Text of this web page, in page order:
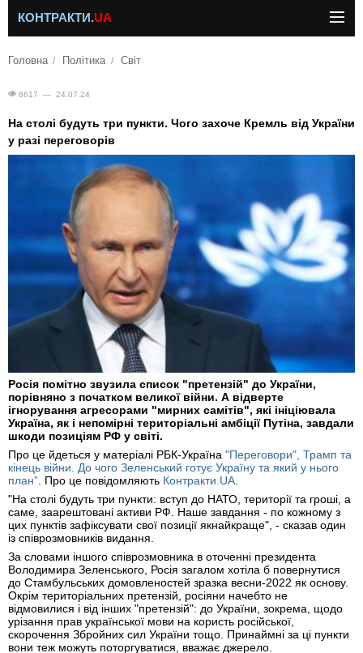
КОНТРАКТИ.UA
Головна Політика Світ
6617 — 24.07.24
На столі будуть три пункти. Чого захоче Кремль від України
у разі переговорів
Росія помітно звузила список "претензій" до України,
порівняно з початком великої війни. А відверте
ігнорування агресорами "мирних самітів", які ініціювала
Україна, як і непомірні територіальні амбіції Путіна, завдали
шкоди позиціям РФ у світі.
Про це йдеться у матеріалі РБК-Україна "Переговори", Трамп та
кінець війни. До чого Зеленський готує Україну та який у нього
план” . Про це повідомляють Контракти.UA
"На столі будуть три пункти: вступ до НАТО, території та гроші, а
саме, заарештовані активи РФ. Наше завдання - по кожному з
цих пунктів зафіксувати свої позиції якнайкраще", - сказав один
із співрозмовників видання.
За словами іншого співрозмовника в оточенні президента
Володимира Зеленського, Росія загалом хотіла б повернутися
до Стамбульських домовленостей зразка весни-2022 як основу.
Окрім територіальних претензій, росіяни начебто не
відмовилися і від інших "претензій": до України, зокрема, щодо
урізання прав української мови на користь російської,
скорочення Збройних сил України тощо. Принаймні за ці пункти
вони теж можуть поторгуватися, вважає джерело.